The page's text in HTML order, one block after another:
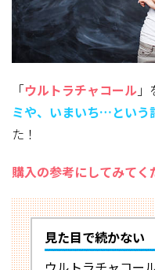
「ウルトラチャコール 」
ミや、いまいち…という
た！
購入の参考にしてみて
見た目で続かない